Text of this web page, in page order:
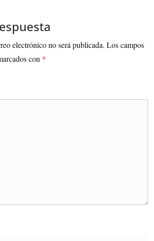
electrónico no será publicada. Los campos
con *